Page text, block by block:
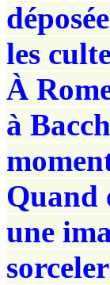
les
À
à
Quand
une